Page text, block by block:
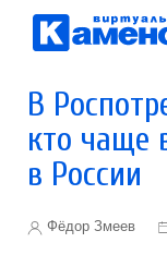
В
кто чаще
в России
Фёдор Змеев